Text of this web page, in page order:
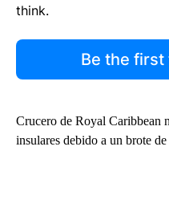
think.
Be the
Crucero de Royal Caribbean
insulares debido a un brote